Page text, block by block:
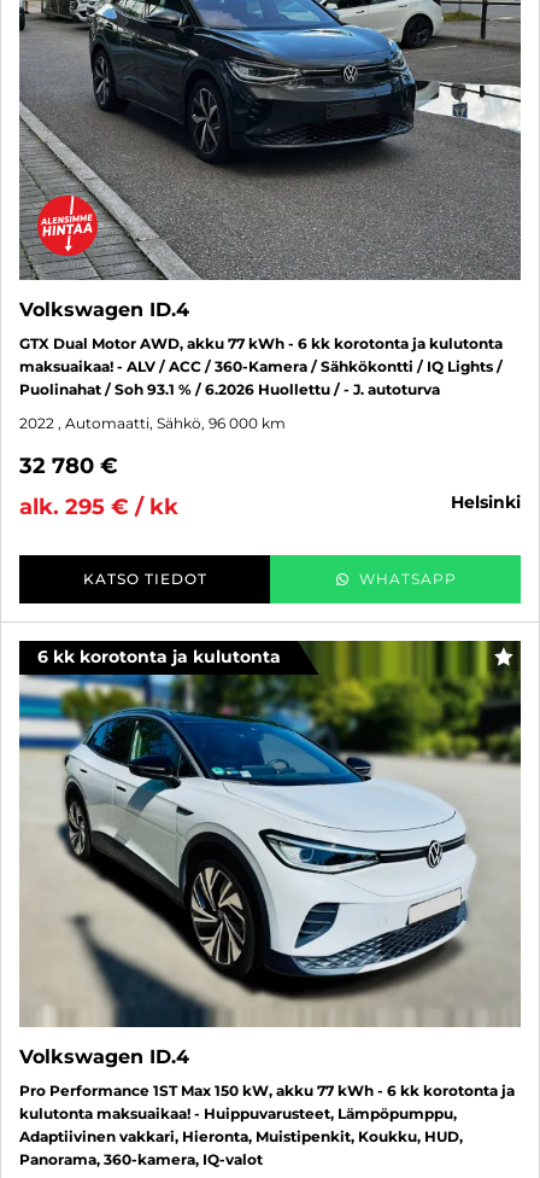
Volkswagen ID.4
GTX Dual Motor AWD, akku 77 kWh - 6 kk korotonta ja kulutonta
maksuaikaa! - ALV / ACC / 360-Kamera / Sähkökontti / IQ Lights /
Puolinahat / Soh 93.1 % / 6.2026 Huollettu / - J. autoturva
2022 , Automaatti, Sähkö, 96 000 km
32 780 €
alk. 295 € / kk
helsinki
KATSO TIEDOT WHATSAPP
6 kk korotonta ja kulutonta
Volkswagen ID.4
Pro Performance 1ST Max 150 kW, akku 77 kWh - 6 kk korotonta ja
kulutonta maksuaikaa! - Huippuvarusteet, Lämpöpumppu,
Adaptiivinen vakkari, Hieronta, Muistipenkit, Koukku, HUD,
Panorama, 360-kamera, IQ-valot